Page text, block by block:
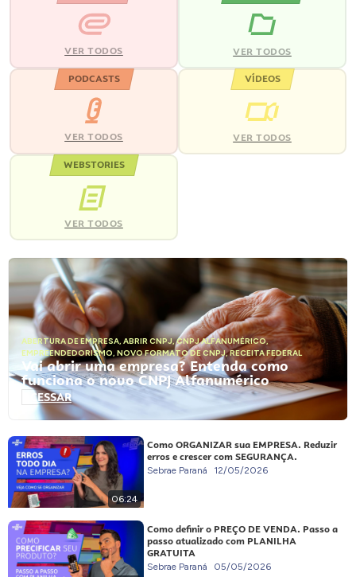
VER TODOS VER TODOS
PODCASTS
VER TODOS
VÍDEOS
VER TODOS
WEBSTORIES
VER TODOS
ABERTURA DE EMPRESA, ABRIR CNPJ,CNPJ ALFANUMÉRICO,
EMPREENDEDORISMO, NOVO FORMATO DE CNPJ,RECEITA FEDERAL
Vai abrir uma empresa? Entenda como
funciona o novo CNPJ Alfanumérico
ACESSAR
06:24
Como ORGANIZAR sua EMPRESA. Reduzir
erros e crescer com SEGURANÇA.
Sebrae Paraná 12/05/2026
Como definir o PREÇO DE VENDA. Passo a
passo atualizado com PLANILHA
GRATUITA
Sebrae Paraná 05/05/2026